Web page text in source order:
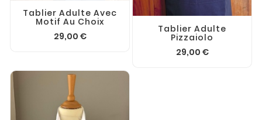
Tablier Adulte Avec
Motif Au Choix
29,00 €
Tablier Adulte
Pizzaiolo
29,00 €